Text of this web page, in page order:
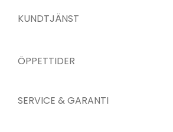
KUNDTJÄNST
ÖPPETTIDER
SERVICE & GARANTI